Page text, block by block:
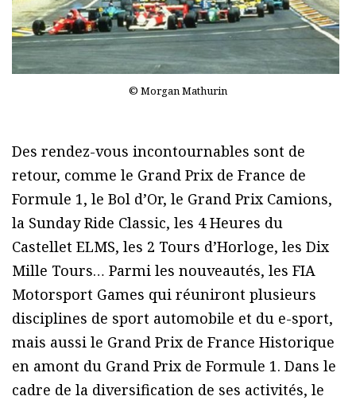
© Morgan Mathurin
Des rendez-vous incontournables sont de
retour, comme le Grand Prix de France de
Formule 1, le Bol d’Or, le Grand Prix Camions,
la Sunday Ride Classic, les 4 Heures du
Castellet ELMS, les 2 Tours d’Horloge, les Dix
Mille Tours… Parmi les nouveautés, les FIA
Motorsport Games qui réuniront plusieurs
disciplines de sport automobile et du e-sport,
mais aussi le Grand Prix de France Historique
en amont du Grand Prix de Formule 1. Dans le
cadre de la diversification de ses activités, le